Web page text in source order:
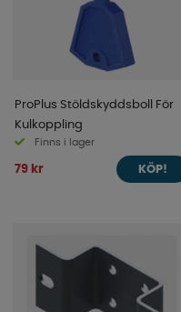
ProPlus Stöldskyddsboll För
Kulkoppling
Finns i lager
79 kr KÖP!